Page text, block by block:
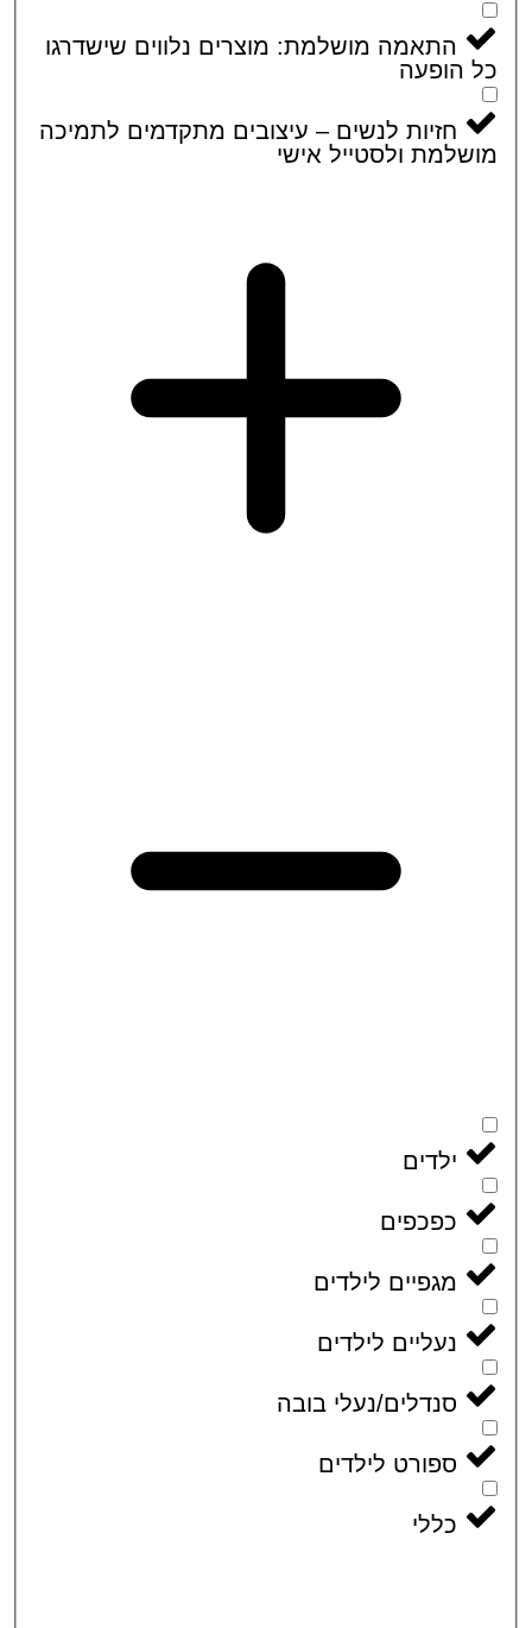
התאמה מושלמת: מוצרים נלווים שישדרגו
הופעה
חזיות לנשים – עיצובים מתקדמים לתמיכה
ולסטייל אישי
ילדים
כפכפים
מגפיים לילדים
נעליים לילדים
סנדלים/נעלי בובה
ספורט לילדים
כללי